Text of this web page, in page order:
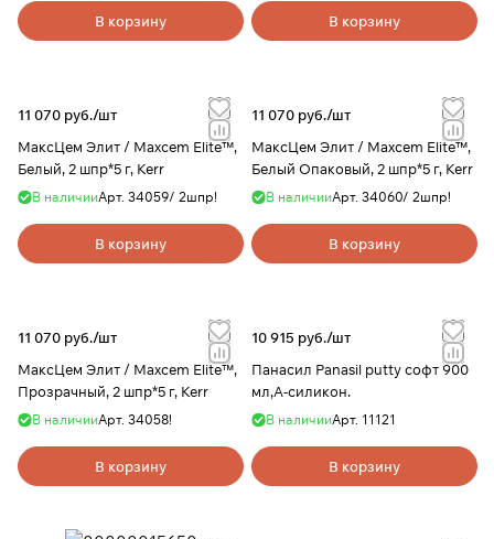
В корзину В корзину
11 070 руб./шт
МаксЦем Элит / Maxcem Elite™,
Белый, 2 шпр*5 г, Kerr
В наличииАрт. 34059/ 2шпр!
В корзину
11 070 руб./шт
МаксЦем Элит / Maxcem Elite™,
Белый Опаковый, 2 шпр*5 г, Kerr
В наличииАрт. 34060/ 2шпр!
В корзину
11 070 руб./шт
МаксЦем Элит / Maxcem Elite™,
Прозрачный, 2 шпр*5 г, Kerr
В наличииАрт. 34058!
В корзину
10 915 руб./шт
Панасил Panasil putty софт 900
мл,А-силикон.
В наличииАрт. 11121
В корзину